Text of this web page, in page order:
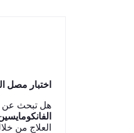
اختبار مصل
هل تبحث عن
العلاج من